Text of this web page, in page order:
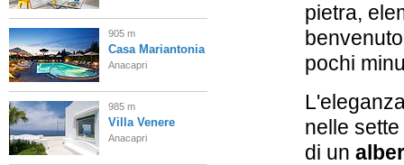
pietra,
pochi
nelle
di un
905 m
Casa Mariantonia
Anacapri
985 m
Villa Venere
Anacapri